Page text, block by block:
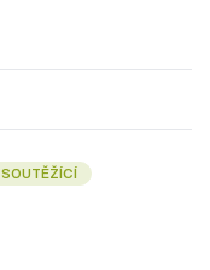
SOUTĚŽÍCÍ